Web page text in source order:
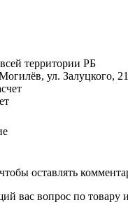
территории РБ
ул. Залуцкого, 21
оставлять
вас вопрос по товару